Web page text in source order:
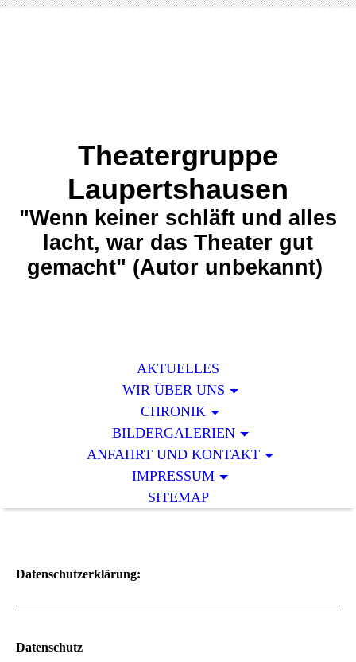
Theatergruppe
Laupertshausen
"Wenn keiner schläft und alles
lacht, war das Theater gut
gemacht" (Autor unbekannt)
AKTUELLES
WIR ÜBER UNS
CHRONIK
BILDERGALERIEN
ANFAHRT UND KONTAKT
IMPRESSUM
SITEMAP
Datenschutzerklärung:
Datenschutz